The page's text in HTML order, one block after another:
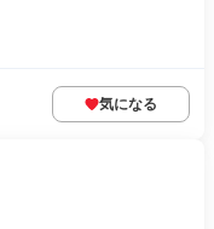
気になる